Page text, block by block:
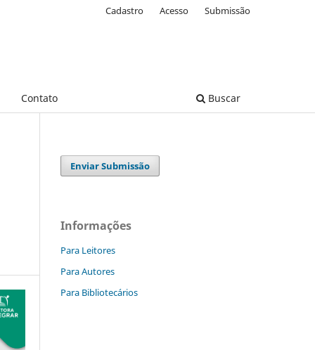
Contato Buscar
Cadastro Acesso Submissão
Enviar Submissão
Informações
Para Leitores
Para Autores
Para Bibliotecários